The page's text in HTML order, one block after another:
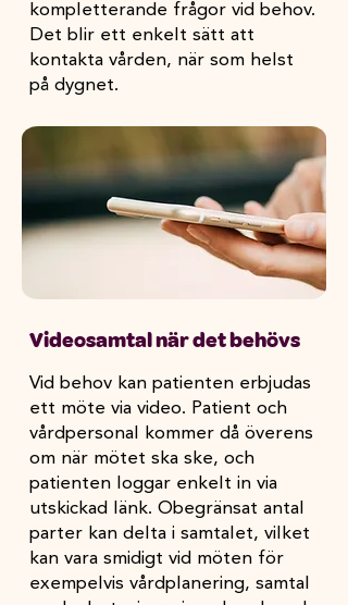
kompletterande frågor vid behov.
Det blir ett enkelt sätt att
kontakta vården, när som helst
på dygnet.
Videosamtal när det behövs
​Vid behov kan patienten erbjudas
ett möte via video. Patient och
vårdpersonal kommer då överens
om när mötet ska ske, och
patienten loggar enkelt in via
utskickad länk. Obegränsat antal
parter kan delta i samtalet, vilket
kan vara smidigt vid möten för
exempelvis vårdplanering, samtal